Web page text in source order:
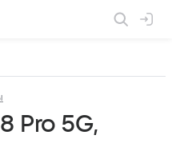
Pro 5G,